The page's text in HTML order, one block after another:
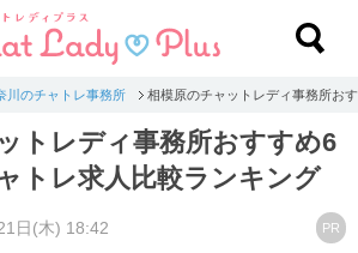
川のチャトレ事務所 相模原のチャットレディ事務所お
トレディ事務所おすすめ6
トレ求人比較ランキング
日(木) 18:42 PR